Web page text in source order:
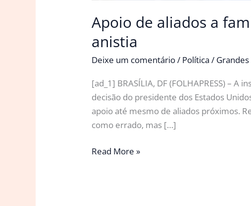
Apoio de aliados a
anistia
Deixe um comentário/ Política /
[ad_1] BRASÍLIA, DF (FOLHAPRESS) –
decisão do presidente dos Estados
apoio até mesmo de aliados próximos.
como errado, mas […]
Apoio
Read More »